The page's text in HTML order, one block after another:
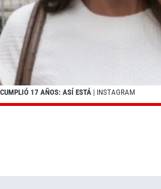
17 AÑOS: ASÍ ESTÁ | INSTAGRAM